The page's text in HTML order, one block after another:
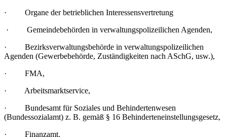
· Organe der betrieblichen Interessensvertretung
· Gemeindebehörden in verwaltungspolizeilichen Agenden,
· Bezirksverwaltungsbehörde in verwaltungspolizeilichen
Agenden (Gewerbebehörde, Zuständigkeiten nach ASchG, usw.),
· FMA,
· Arbeitsmarktservice,
· Bundesamt für Soziales und Behindertenwesen
(Bundessozialamt) z. B. gemäß § 16 Behinderteneinstellungsgesetz,
· Finanzamt,